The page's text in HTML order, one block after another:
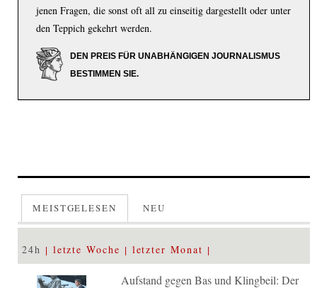
jenen Fragen, die sonst oft all zu einseitig dargestellt oder unter
den Teppich gekehrt werden.
DEN PREIS FÜR UNABHÄNGIGEN JOURNALISMUS
BESTIMMEN SIE.
MEISTGELESEN NEU
24h letzte Woche letzter Monat
Aufstand gegen Bas und Klingbeil: Der